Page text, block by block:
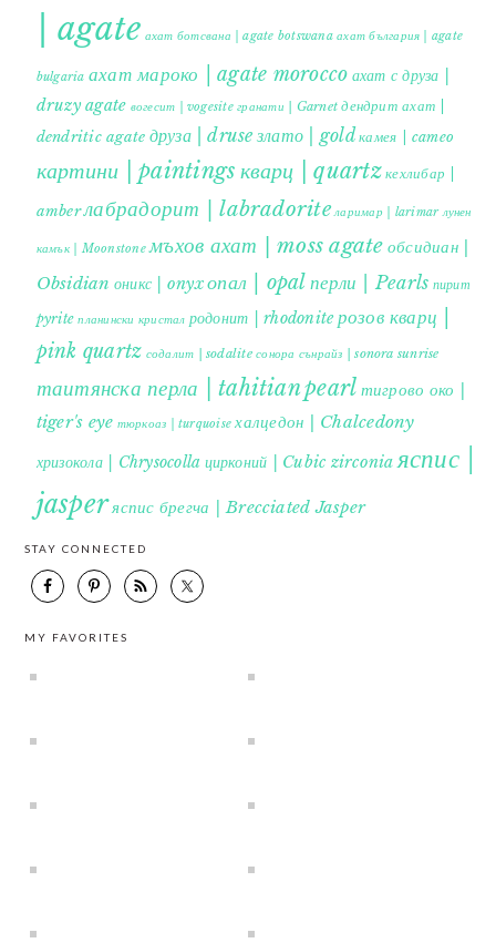
| agate ахат ботсвана | agate botswana ахат българия | agate
bulgaria ахат мароко | agate morocco ахат с друза |
druzy agate вогесит | vogesite гранати | Garnet дендрит ахат |
dendritic agate друза | druse злато | gold камея | cameo
картини | paintings кварц | quartzкехлибар |
amberлабрадорит | labradorite ларимар | larimar лунен
камък | Moonstone мъхов ахат | moss agate обсидиан |
Obsidian оникс | onyxопал | opal перли | Pearls пирит |
pyrite планински кристал родонит | rhodonite розов кварц |
pink quartz содалит | sodalite сонора сънрайз | sonora sunrise
таитянска перла | tahitian pearl тигрово око |
tiger's eye тюркоаз | turquoise халцедон | Chalcedony
хризокола | Chrysocolla цирконий | Cubic zirconia яспис |
jasperяспис брегча | Brecciated Jasper
STAY CONNECTED
MY FAVORITES